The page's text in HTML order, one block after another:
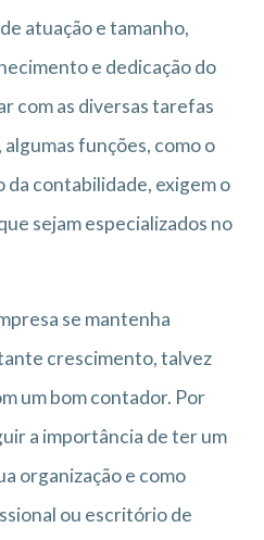
atuação e tamanho,
e dedicação do
com as diversas tarefas
funções, como o
contabilidade, exigem o
sejam especializados no
se mantenha
crescimento, talvez
um bom contador. Por
a importância de ter um
organização e como
ou escritório de